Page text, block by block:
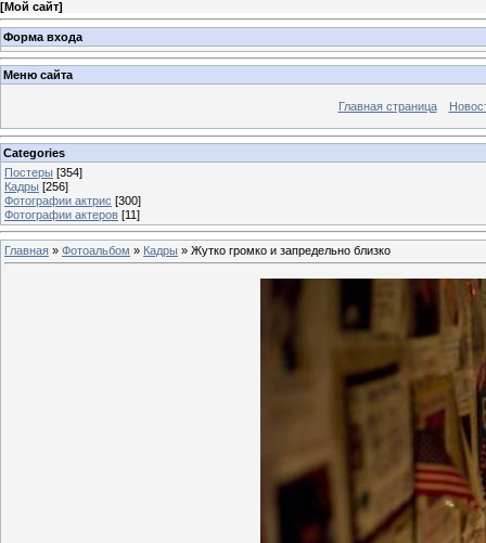
[Мой сайт]
Форма входа
Меню сайта
Главная страница
Categories
Постеры [354]
Кадры [256]
Фотографии актрис [300]
Фотографии актеров [11]
Главная » Фотоальбом » Кадры » Жутко громко и запредельно близко